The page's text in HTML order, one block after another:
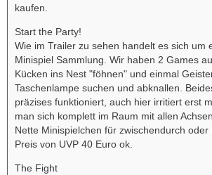
kaufen.
Start the Party!
Wie im Trailer zu sehen handelt es sich um
Minispiel Sammlung. Wir haben 2 Games
Kücken ins Nest "föhnen" und einmal
Taschenlampe suchen und abknallen.
präzises funktioniert, auch hier irritiert erst
man sich komplett im Raum mit allen
Nette Minispielchen für zwischendurch
Preis von UVP 40 Euro ok.
The Fight